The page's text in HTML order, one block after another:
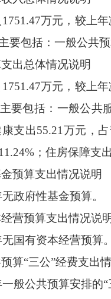
万元，较上
要包括：一般公共
出总体情况说明
万元，较上
要包括：一般公共
支出55.21万元，
；住房保障支
预算支出情况说明
政府性基金预算。
营预算支出情况说明
国有资本经营预算。
算“三公”经费支出
般公共预算安排的